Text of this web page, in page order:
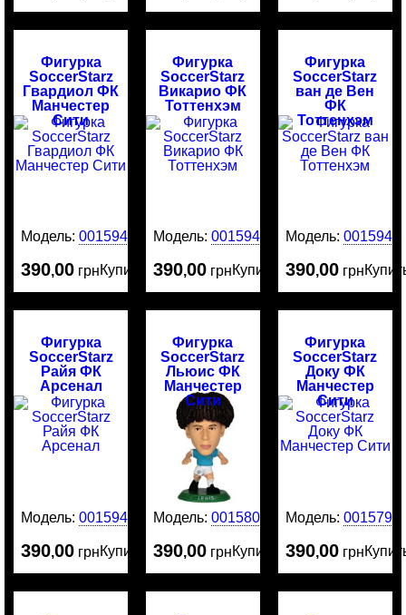
Фигурка
SoccerStarz
Гвардиол ФК
Манчестер
Сити
Модель:0015945
390,00 грнКупить
Фигурка
SoccerStarz
Викарио ФК
Тоттенхэм
Модель:0015944
390,00 грнКупить
Фигурка
SoccerStarz
ван де Вен
ФК
Тоттенхэм
Модель: 0015943
390,00 грн
Фигурка
SoccerStarz
Райя ФК
Арсенал
Модель:0015942
390,00 грнКупить
Фигурка
SoccerStarz
Льюис ФК
Манчестер
Сити
Модель:0015800
390,00 грнКупить
Фигурка
SoccerStarz
Доку ФК
Манчестер
Сити
Модель: 0015799
390,00 грн